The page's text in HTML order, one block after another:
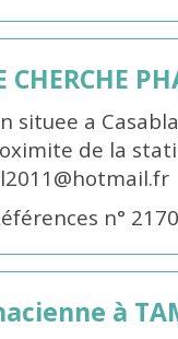
CHERCHE
situee a
de la
n°
à